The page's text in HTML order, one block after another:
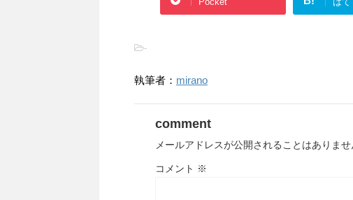
-
執筆者： mirano
comment
メールアドレスが公開されることはありませ
コメント ※